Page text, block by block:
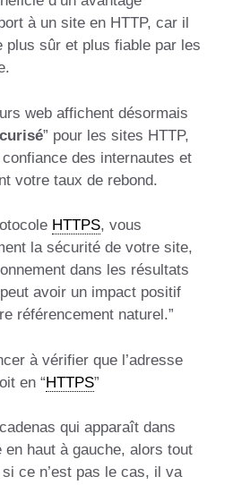
à un site en HTTP, car il
plus sûr et plus fiable par les
web affichent désormais
” pour les sites HTTP,
des internautes et
votre taux de rebond.
HTTPS, vous
la sécurité de votre site,
dans les résultats
avoir un impact positif
référencement naturel.”
à vérifier que l’adresse
en “HTTPS”
qui apparaît dans
en haut à gauche, alors tout
ce n’est pas le cas, il va